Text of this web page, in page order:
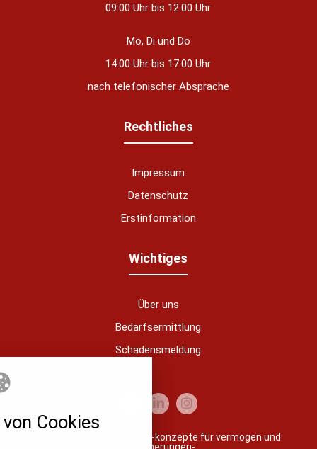
09:00 Uhr bis 12:00 Uhr
Mo, Di und Do
14:00 Uhr bis 17:00 Uhr
nach telefonischer Absprache
Rechtliches
Impressum
Datenschutz
Erstinformation
Wichtiges
Über uns
Bedarfsermittlung
Schadensmeldung
© 2026 ng nelson gomes -konzepte für vermögen und
versicherungen-
Cookies
alle verwendeten Cookies und
Notwendig